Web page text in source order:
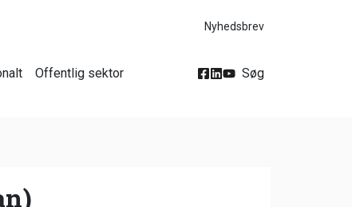
Nyhedsbrev
Offentlig sektor Søg